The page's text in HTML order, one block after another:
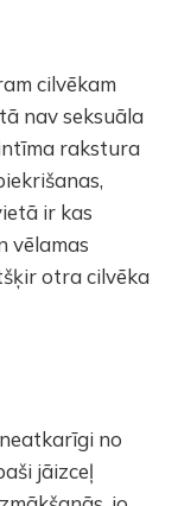
cilvēkam
nav seksuāla
rakstura
ir kas
vēlamas
otra cilvēka
no
jāizceļ